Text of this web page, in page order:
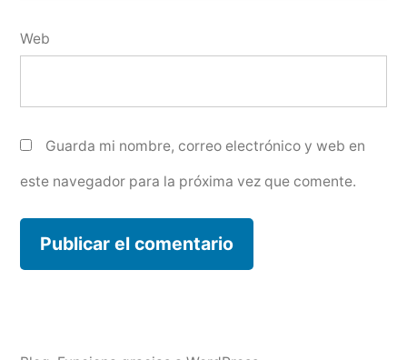
Web
Guarda mi nombre, correo electrónico y web en
este navegador para la próxima vez que comente.